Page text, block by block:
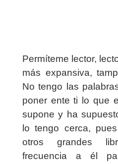
Permíteme lector,
más expansiva,
No tengo las
poner ente ti lo que
supone y ha
lo tengo cerca,
otros grandes
frecuencia a él